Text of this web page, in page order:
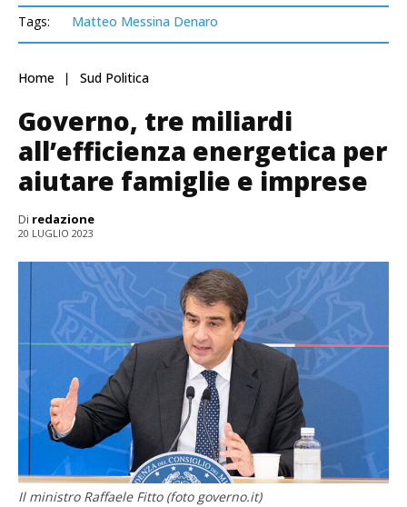
Tags: Matteo Messina Denaro
Home Sud Politica
Governo, tre miliardi
all’efficienza energetica per
aiutare famiglie e imprese
Di redazione
20 LUGLIO 2023
Il ministro Raffaele Fitto (foto governo.it)